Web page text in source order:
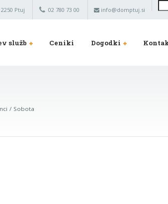
Ptuj 02 780 73 00 info@domptuj.si
služb Ceniki Dogodki
Sobota